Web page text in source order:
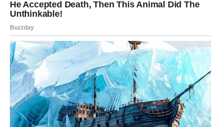
Moguće je da će baš oni koji najmanje očekuju dobiti
razlog za veliko slavlje. Energija prosperiteta prati ih
tokom čitavog perioda, a vrhunac dolazi krajem juna.
Neki Jarčevi će se naći pred odlukom koja može
promeniti njihov finansijski status. Važno je da ne budu
previše strogi prema sebi i da dozvole životu da ih
iznenadi.